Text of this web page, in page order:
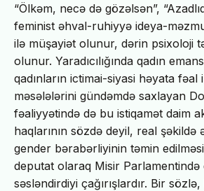
“Ölkəm, necə də gözəlsən”,
feminist əhval-ruhiyyə ideya-
ilə müşayiət olunur, dərin psixoloji
olunur. Yaradıcılığında qadın
qadınların ictimai-siyasi həyata fəal
məsələlərini gündəmdə saxlayan
fəaliyyətində də bu istiqamət daim
haqlarının sözdə deyil, real şəkildə
gender bərabərliyinin təmin
deputat olaraq Misir Parlamentində
səsləndirdiyi çağırışlardır. Bir